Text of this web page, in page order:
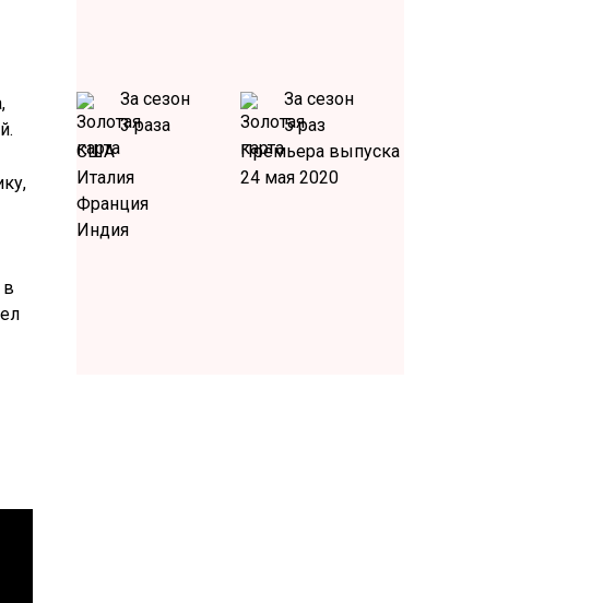
За сезон
3 раза
За сезон
5 раз
США
Италия
Франция
Индия
Премьера выпуска
24 мая 2020